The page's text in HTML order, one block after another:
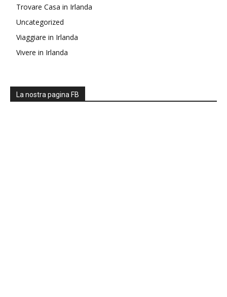
Trovare Casa in Irlanda
Uncategorized
Viaggiare in Irlanda
Vivere in Irlanda
La nostra pagina FB